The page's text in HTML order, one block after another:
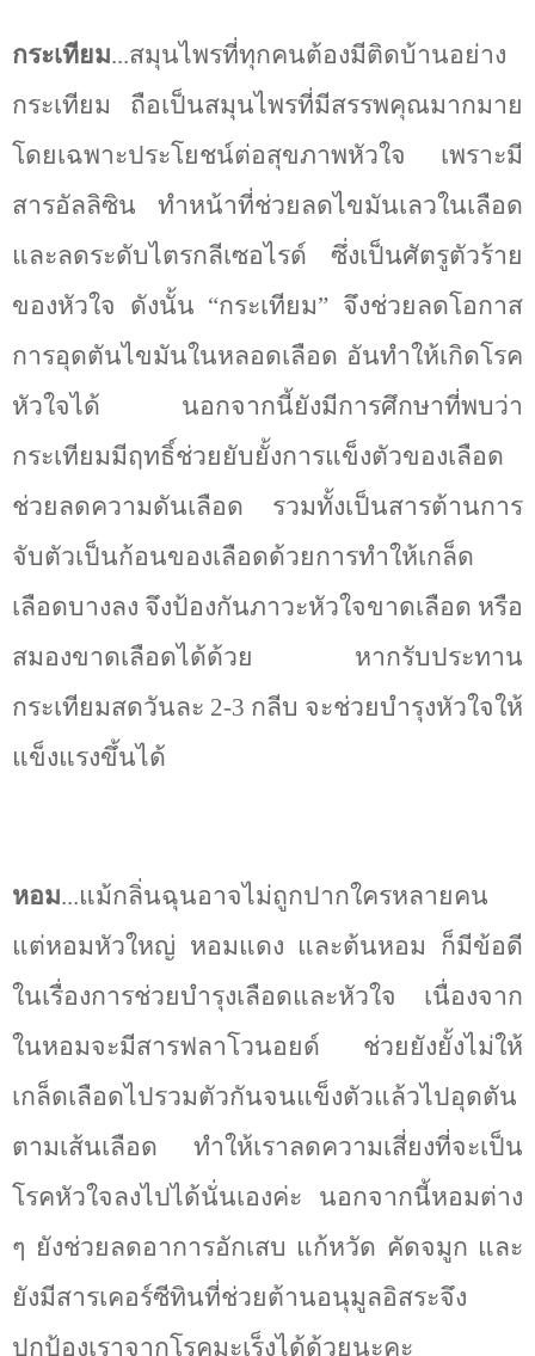
กระเทียม...สมุนไพรที่ทุกคนต้องมีติดบ้านอย่าง
กระเทียม ถือเป็นสมุนไพรที่มีสรรพคุณมากมาย
โดยเฉพาะประโยชน์ต่อสุขภาพหัวใจ เพราะมี
สารอัลลิซิน ทำหน้าที่ช่วยลดไขมันเลวในเลือด
และลดระดับไตรกลีเซอไรด์ ซึ่งเป็นศัตรูตัวร้าย
ของหัวใจ ดังนั้น “กระเทียม” จึงช่วยลดโอกาส
การอุดตันไขมันในหลอดเลือด อันทำให้เกิดโรค
หัวใจได้ นอกจากนี้ยังมีการศึกษาที่พบว่า
กระเทียมมีฤทธิ์ช่วยยับยั้งการแข็งตัวของเลือด
ช่วยลดความดันเลือด รวมทั้งเป็นสารต้านการ
จับตัวเป็นก้อนของเลือดด้วยการทำให้เกล็ด
เลือดบางลง จึงป้องกันภาวะหัวใจขาดเลือด หรือ
สมองขาดเลือดได้ด้วย หากรับประทาน
กระเทียมสดวันละ 2-3 กลีบ จะช่วยบำรุงหัวใจให้
แข็งแรงขึ้นได้
หอม...แม้กลิ่นฉุนอาจไม่ถูกปากใครหลายคน
แต่หอมหัวใหญ่ หอมแดง และต้นหอม ก็มีข้อดี
ในเรื่องการช่วยบำรุงเลือดและหัวใจ เนื่องจาก
ในหอมจะมีสารฟลาโวนอยด์ ช่วยยังยั้งไม่ให้
เกล็ดเลือดไปรวมตัวกันจนแข็งตัวแล้วไปอุดตัน
ตามเส้นเลือด ทำให้เราลดความเสี่ยงที่จะเป็น
โรคหัวใจลงไปได้นั่นเองค่ะ นอกจากนี้หอมต่าง
ๆ ยังช่วยลดอาการอักเสบ แก้หวัด คัดจมูก และ
ยังมีสารเคอร์ซีทินที่ช่วยต้านอนุมูลอิสระจึง
ปกป้องเราจากโรคมะเร็งได้ด้วยนะคะ